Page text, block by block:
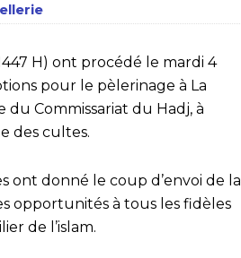
H) ont procédé le mardi 4
pour le pèlerinage à La
du Commissariat du Hadj, à
des cultes.
ont donné le coup d’envoi de la
opportunités à tous les fidèles
de l’islam.